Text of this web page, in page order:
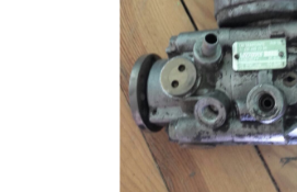
Mercedes Ön ve Arka Tampon
Mercedes Kaporta Aksamları
Mercedes Elektrik Aksamları
Mercedes Beyin